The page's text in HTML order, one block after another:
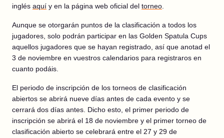
inglés aquí y en la página web oficial del torneo
Aunque se otorgarán puntos de la clasificación a todos los
jugadores, solo podrán participar en las Golden Spatula Cups
aquellos jugadores que se hayan registrado, así que anotad el
3 de noviembre en vuestros calendarios para registraros en
cuanto podáis.
El periodo de inscripción de los torneos de clasificación
abiertos se abrirá nueve días antes de cada evento y se
cerrará dos días antes. Dicho esto, el primer periodo de
inscripción se abrirá el 18 de noviembre y el primer torneo de
clasificación abierto se celebrará entre el 27 y 29 de